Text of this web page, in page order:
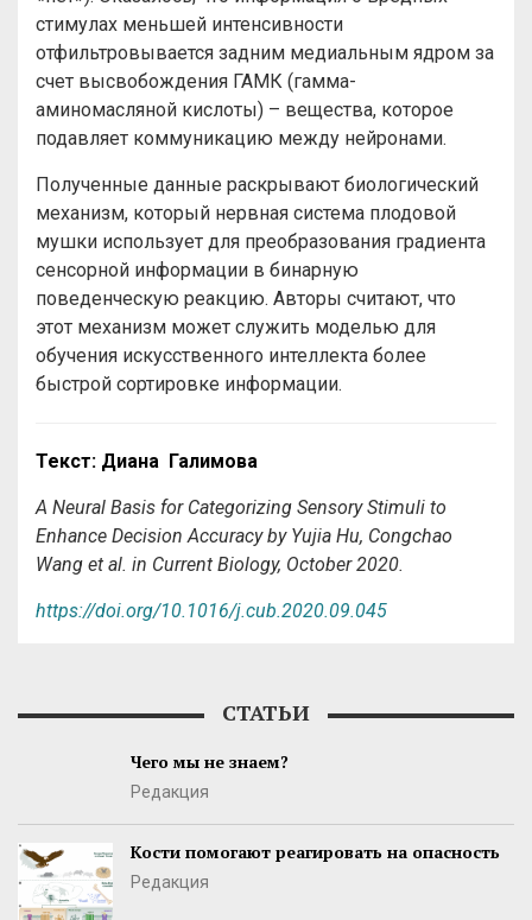
стимулах меньшей интенсивности
отфильтровывается задним медиальным ядром за
счет высвобождения ГАМК (гамма-
аминомасляной кислоты) – вещества, которое
подавляет коммуникацию между нейронами.
Полученные данные раскрывают биологический
механизм, который нервная система плодовой
мушки использует для преобразования градиента
сенсорной информации в бинарную
поведенческую реакцию. Авторы считают, что
этот механизм может служить моделью для
обучения искусственного интеллекта более
быстрой сортировке информации.
Текст: Диана Галимова
A Neural Basis for Categorizing Sensory Stimuli to
Enhance Decision Accuracy by Yujia Hu, Congchao
Wang et al. in Current Biology, October 2020.
https://doi.org/10.1016/j.cub.2020.09.045
СТАТЬИ
Чего мы не знаем?
Редакция
Кости помогают реагировать на опасность
Редакция